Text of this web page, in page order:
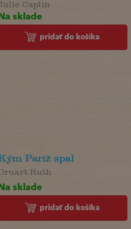
Julie Caplin
sklade
pridať do košíka
Paríž spal
Ruth
sklade
pridať do košíka